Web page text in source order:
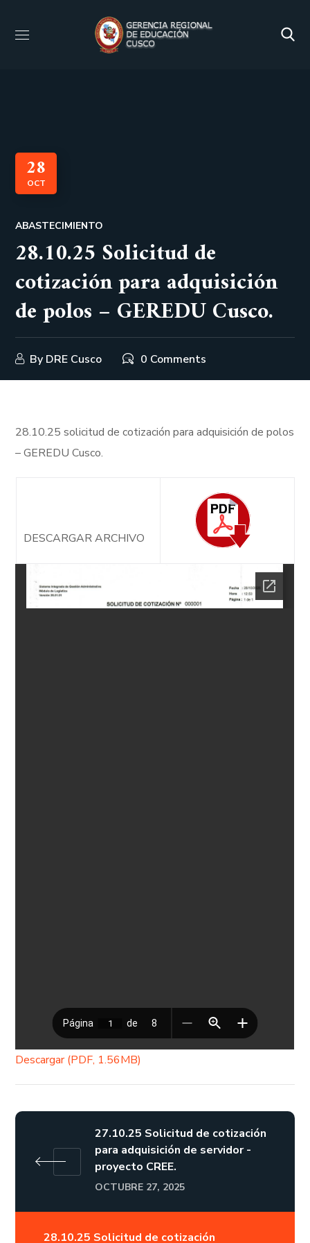
28
OCT
ABASTECIMIENTO
28.10.25 Solicitud de
cotización para adquisición
de polos – GEREDU Cusco.
By DRE Cusco 0 Comments
28.10.25 solicitud de cotización para adquisición de polos
– GEREDU Cusco.
DESCARGAR ARCHIVO
Descargar (PDF, 1.56MB)
27.10.25 Solicitud de cotización
para adquisición de servidor -
proyecto CREE.
OCTUBRE 27, 2025
28.10.25 Solicitud de cotización